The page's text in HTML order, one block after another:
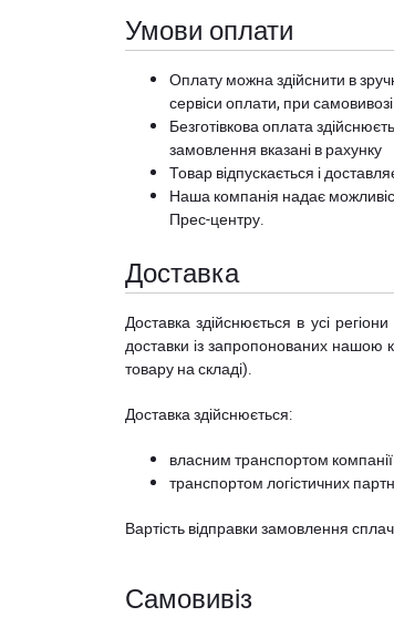
Умови оплати
Оплату можна здійснити в
сервіси оплати, при
Безготівкова оплата
замовлення вказані в рахунку
Товар відпускається і
Наша компанія надає
Прес-центру.
Доставка
Доставка здійснюється в усі
доставки із запропонованих нашою
товару на складі).
Доставка здійснюється:
власним транспортом
транспортом логістичних
Вартість відправки замовлення
Самовивіз